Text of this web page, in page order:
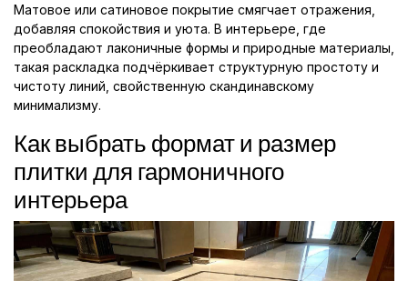
Матовое или сатиновое покрытие смягчает отражения,
добавляя спокойствия и уюта. В интерьере, где
преобладают лаконичные формы и природные материалы,
такая раскладка подчёркивает структурную простоту и
чистоту линий, свойственную скандинавскому
минимализму.
Как выбрать формат и размер
плитки для гармоничного
интерьера